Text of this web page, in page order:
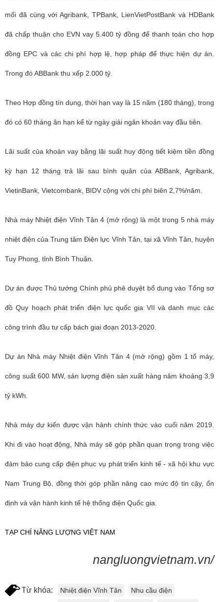
mối đã cùng với Agribank, TPBank, LienVietPostBank và HDBank
đã chấp thuận cho EVN vay 5.400 tỷ đồng để thanh toán cho hợp
đồng EPC và các chi phí hợp lệ, hợp pháp để thực hiện dự án.
Trong đó ABBank thu xếp 2.000 tỷ.
Theo Hợp đồng tín dụng, thời hạn vay là 15 năm (180 tháng), trong
đó có 60 tháng ân hạn kể từ ngày giải ngân khoản vay đầu tiên.
Lãi suất của khoản vay bằng lãi suất huy động tiết kiệm tiền đồng
kỳ hạn 12 tháng trả lãi sau bình quân của ABBank, Agribank,
VietinBank, Vietcombank, BIDV cộng với chi phí biên 2,7%/năm.
Nhà máy Nhiệt điện Vĩnh Tân 4 (mở rộng) là một trong 5 nhà máy
nhiệt điện của Trung tâm Điện lực Vĩnh Tân, tại xã Vĩnh Tân, huyện
Tuy Phong, tỉnh Bình Thuận.
Dự án được Thủ tướng Chính phủ phê duyệt bổ dung vào Tổng sơ
đồ Quy hoạch phát triển điện lực quốc gia VII và danh mục các
công trình đầu tư cấp bách giai đoạn 2013-2020.
Dự án Nhà máy Nhiệt điện Vĩnh Tân 4 (mở rộng) gồm 1 tổ máy,
công suất 600 MW, sản lượng điện sản xuất hàng năm khoảng 3,9
tỷ kWh.
Nhà máy dự kiến được vận hành chính thức vào cuối năm 2019.
Khi đi vào hoạt động, Nhà máy sẽ góp phần quan trọng trong việc
đảm bảo cung cấp điện phục vụ phát triển kinh tế - xã hội khu vực
Nam Trung Bộ, đồng thời góp phần nâng cao mức độ tin cậy, ổn
định và vận hành kinh tế hệ thống điện Quốc gia.
TẠP CHÍ NĂNG LƯỢNG VIỆT NAM
nangluongvietnam.vn/
Từ khóa: Nhiệt điện Vĩnh Tân
Nhu cầu điện